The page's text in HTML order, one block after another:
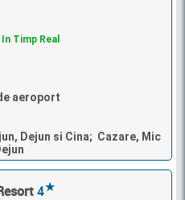
Timp Real
aeroport
Dejun si Cina; Cazare, Mic
4★